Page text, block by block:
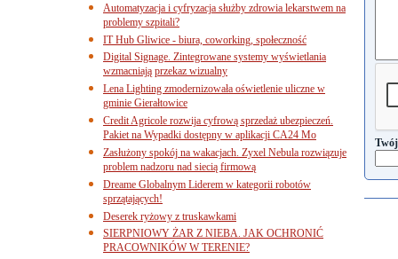
Automatyzacja i cyfryzacja służby zdrowia lekarstwem na
problemy szpitali?
IT Hub Gliwice - biura, coworking, społeczność
Digital Signage. Zintegrowane systemy wyświetlania
wzmacniają przekaz wizualny
Lena Lighting zmodernizowała oświetlenie uliczne w
gminie Gierałtowice
Credit Agricole rozwija cyfrową sprzedaż ubezpieczeń.
Pakiet na Wypadki dostępny w aplikacji CA24 Mo
Zasłużony spokój na wakacjach. Zyxel Nebula rozwiązuje
problem nadzoru nad siecią firmową
Dreame Globalnym Liderem w kategorii robotów
sprzątających!
Deserek ryżowy z truskawkami
SIERPNIOWY ŻAR Z NIEBA. JAK OCHRONIĆ
PRACOWNIKÓW W TERENIE?